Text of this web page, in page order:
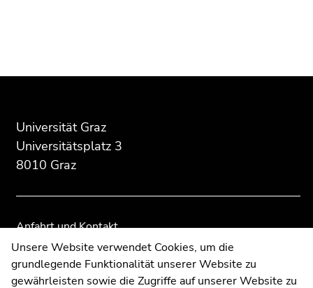
Zusatzinformationen:
Universität Graz
Universitätsplatz 3
8010 Graz
Anfahrt und Kontakt
Kommunikation und Öffentlichkeitsarbeit
Moodle
UNIGRAZonline
Übersicht
Seitenbereiche
Übersicht
Seitenbereiche
Unsere Website verwendet Cookies, um die
grundlegende Funktionalität unserer Website zu
gewährleisten sowie die Zugriffe auf unserer Website zu